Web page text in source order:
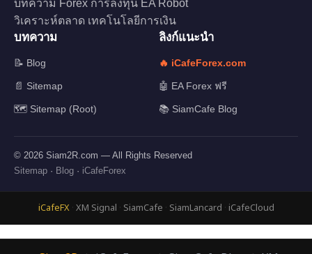
บทความ Forex การลงทุน EA Robot
วิเคราะห์ตลาด เทคโนโลยีการเงิน
บทความ
📝 Blog
📄 Sitemap
🗺️ Sitemap (Root)
ลิงก์แนะนำ
🔥 iCafeForex.com
🤖 EA Forex ฟรี
📚 SiamCafe Blog
© 2026 Siam2R.com — All Rights Reserved
Sitemap · Blog · iCafeForex
iCafeFX· XM Signal · SiamCafe · SiamLancard · iCafeCloud